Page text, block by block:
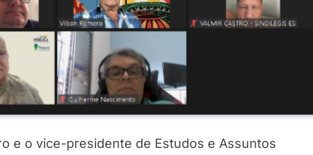
e o vice-presidente de Estudos e Assuntos